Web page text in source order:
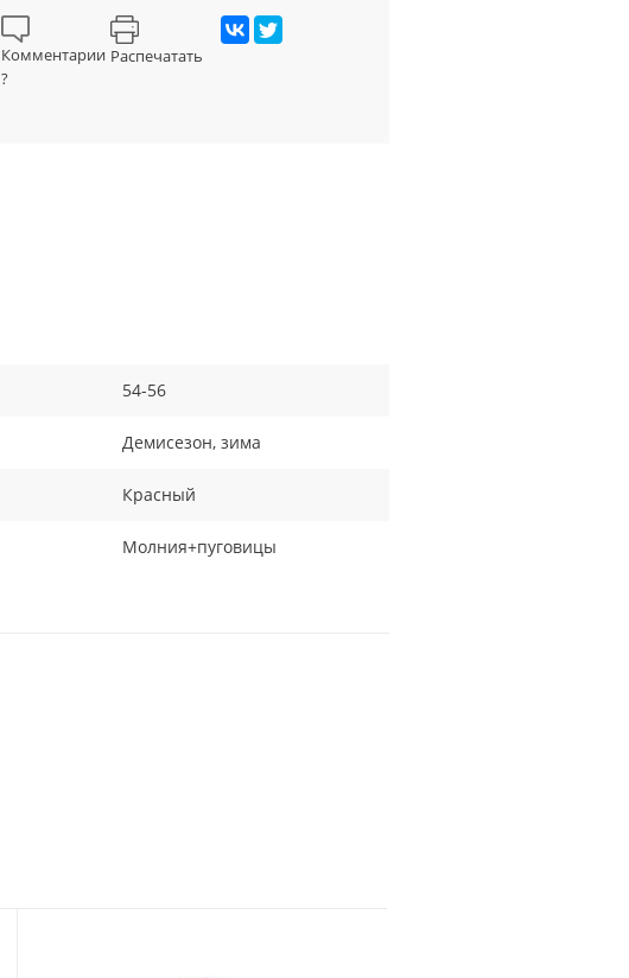
Комментарии
?
Распечатать
54-56
Демисезон, зима
Красный
Молния+пуговицы